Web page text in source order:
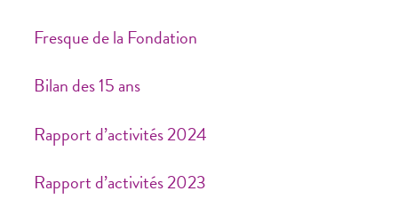
Fresque de la Fondation
Bilan des 15 ans
Rapport d’activités 2024
Rapport d’activités 2023